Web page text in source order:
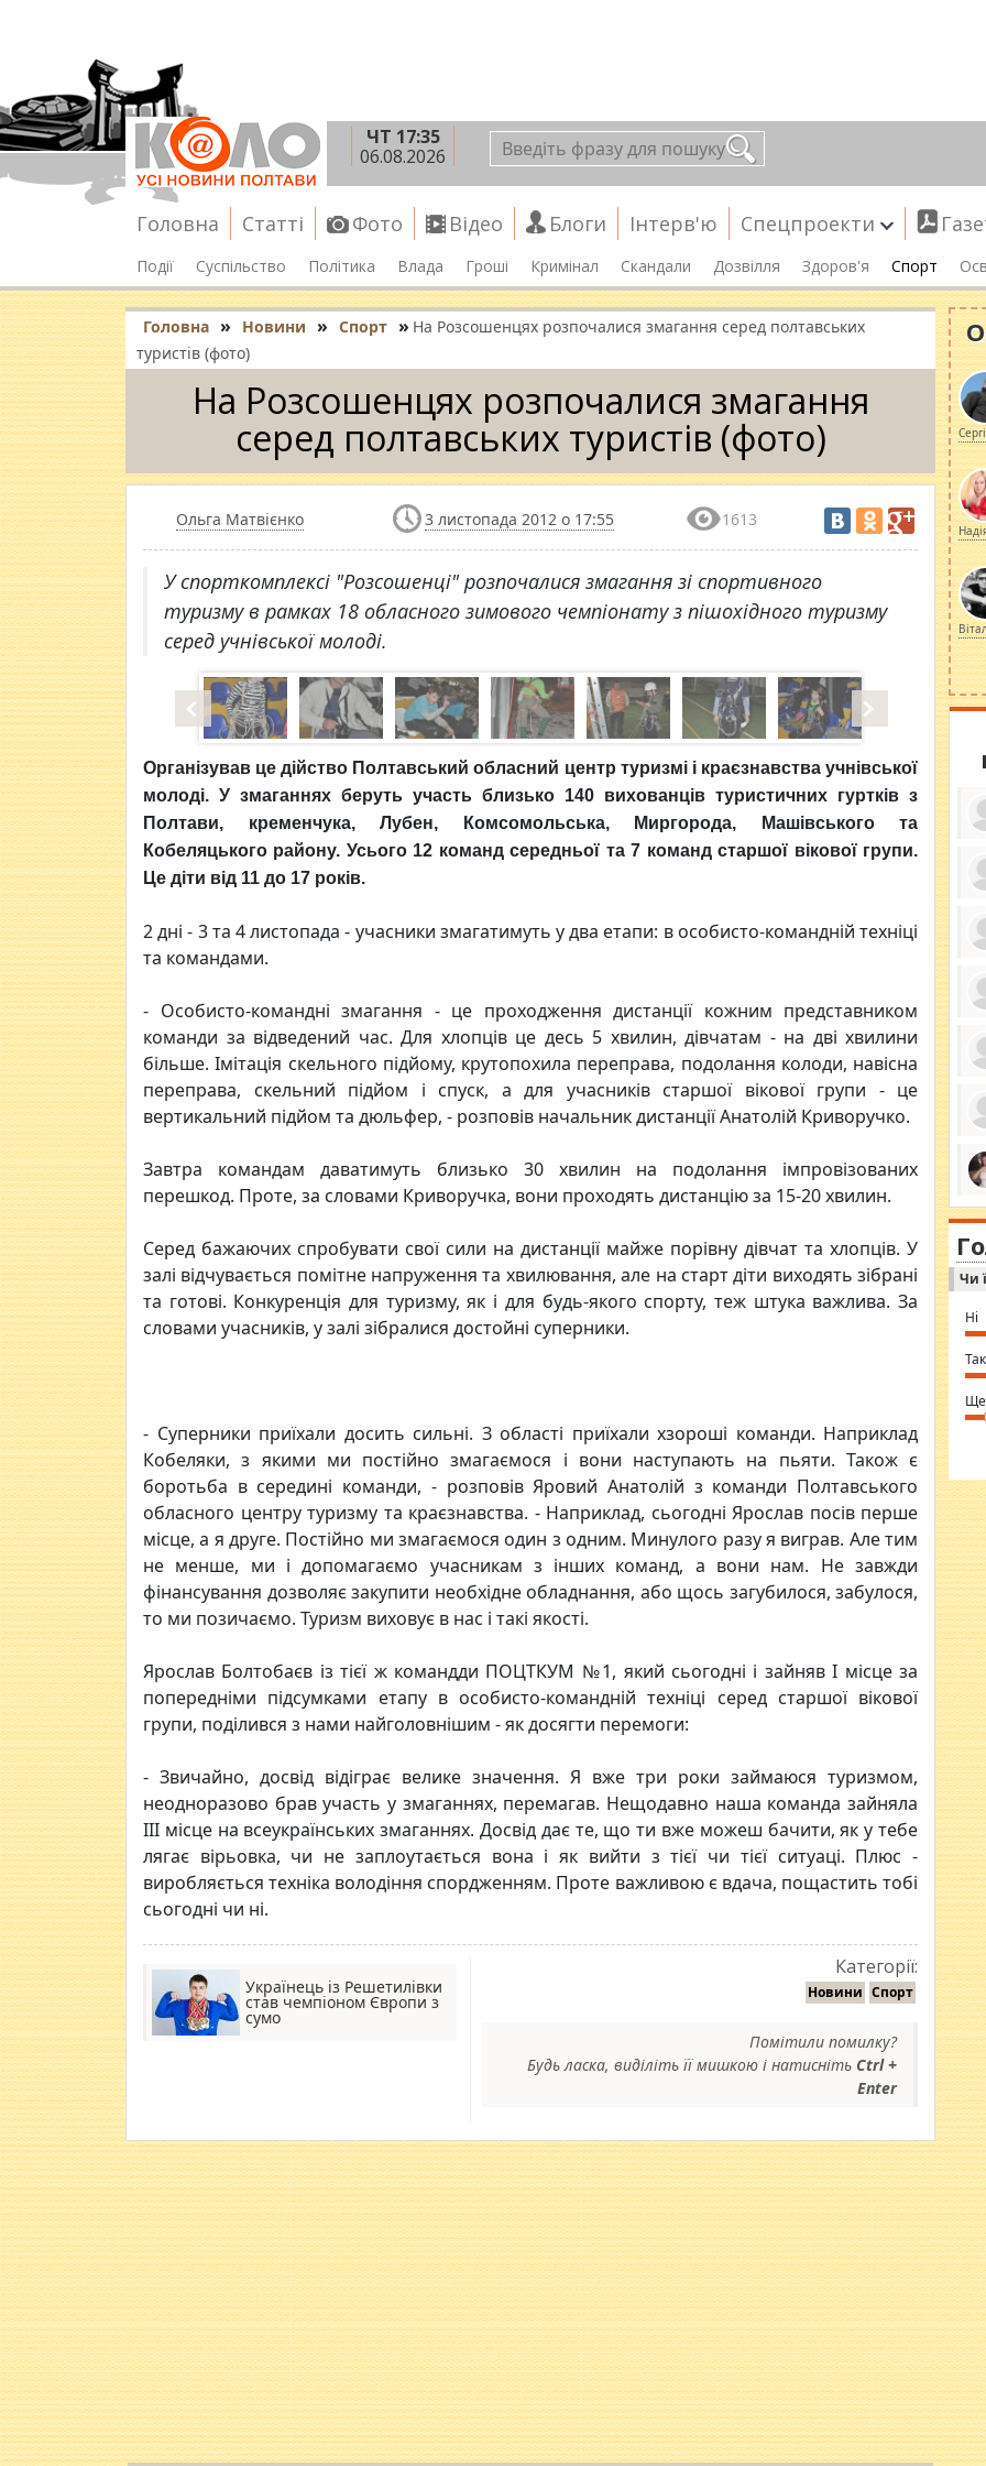
ЧТ 17:35
06.08.2026
Головна Статті Фото Відео Блоги Інтерв'ю Спецпроекти
Події Суспільство Політика Влада Гроші Кримінал Скандали Дозвілля Здоров'я Спорт
Головна » Новини » Спорт » На Розсошенцях розпочалися змагання серед полтавських
туристів (фото)
На Розсошенцях розпочалися змагання
серед полтавських туристів (фото)
Ольга Матвієнко 3 листопада 2012 о 17:55 1613
У спорткомплексі "Розсошенці" розпочалися змагання зі спортивного
туризму в рамках 18 обласного зимового чемпіонату з пішохідного туризму
серед учнівської молоді.
Організував це дійство Полтавський обласний центр туризмі і краєзнавства учнівської
молоді. У змаганнях беруть участь близько 140 вихованців туристичних гуртків з
Полтави, кременчука, Лубен, Комсомольська, Миргорода, Машівського та
Кобеляцького району. Усього 12 команд середньої та 7 команд старшої вікової групи.
Це діти від 11 до 17 років.
2 дні - 3 та 4 листопада - учасники змагатимуть у два етапи: в особисто-командній техніці
та командами.
- Особисто-командні змагання - це проходження дистанції кожним представником
команди за відведений час. Для хлопців це десь 5 хвилин, дівчатам - на дві хвилини
більше. Імітація скельного підйому, крутопохила переправа, подолання колоди, навісна
переправа, скельний підйом і спуск, а для учасників старшої вікової групи - це
вертикальний підйом та дюльфер, - розповів начальник дистанції Анатолій Криворучко.
Завтра командам даватимуть близько 30 хвилин на подолання імпровізованих
перешкод. Проте, за словами Криворучка, вони проходять дистанцію за 15-20 хвилин.
Серед бажаючих спробувати свої сили на дистанції майже порівну дівчат та хлопців. У
залі відчувається помітне напруження та хвилювання, але на старт діти виходять зібрані
та готові. Конкуренція для туризму, як і для будь-якого спорту, теж штука важлива. За
словами учасників, у залі зібралися достойні суперники.
- Суперники приїхали досить сильні. З області приїхали хзороші команди. Наприклад
Кобеляки, з якими ми постійно змагаємося і вони наступають на пьяти. Також є
боротьба в середині команди, - розповів Яровий Анатолій з команди Полтавського
обласного центру туризму та краєзнавства. - Наприклад, сьогодні Ярослав посів перше
місце, а я друге. Постійно ми змагаємося один з одним. Минулого разу я виграв. Але тим
не менше, ми і допомагаємо учасникам з інших команд, а вони нам. Не завжди
фінансування дозволяє закупити необхідне обладнання, або щось загубилося, забулося,
то ми позичаємо. Туризм виховує в нас і такі якості.
Ярослав Болтобаєв із тієї ж командди ПОЦТКУМ №1, який сьогодні і зайняв І місце за
попередніми підсумками етапу в особисто-командній техніці серед старшої вікової
групи, поділився з нами найголовнішим - як досягти перемоги:
- Звичайно, досвід відіграє велике значення. Я вже три роки займаюся туризмом,
неодноразово брав участь у змаганнях, перемагав. Нещодавно наша команда зайняла
ІІІ місце на всеукраїнських змаганнях. Досвід дає те, що ти вже можеш бачити, як у тебе
лягає вірьовка, чи не заплоутається вона і як вийти з тієї чи тієї ситуаці. Плюс -
виробляється техніка володіння спордженням. Проте важливою є вдача, пощастить тобі
сьогодні чи ні.
Українець із Решетилівки
став чемпіоном Європи з
сумо
Категорії:
Новини Спорт
Помітили помилку?
Будь ласка, виділіть її мишкою і натисніть Ctrl +
Enter
за
ми
in
⇒
Чи
Ні
Так
Ще